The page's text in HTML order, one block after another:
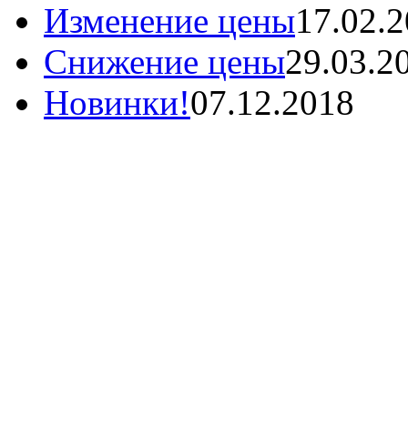
Изменение цены
Снижение цены
Новинки!07.12.2018